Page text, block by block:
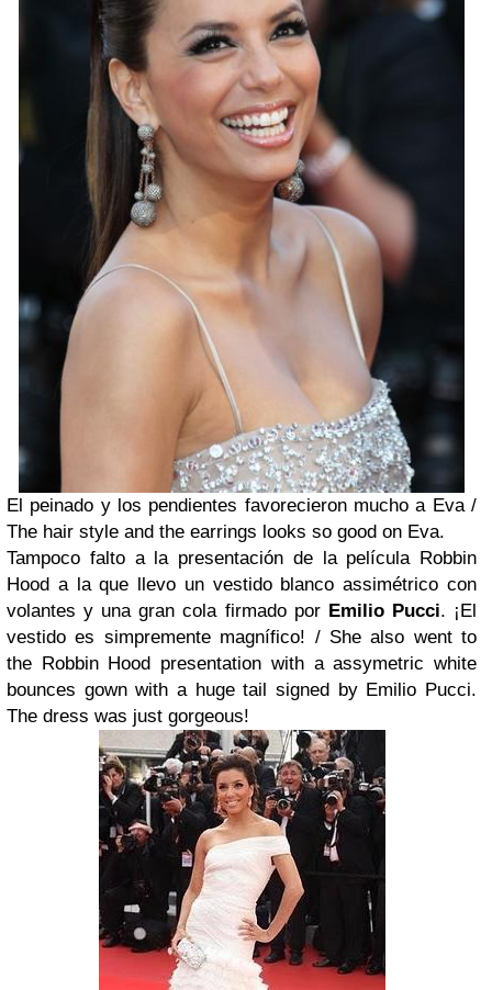
El peinado y los pendientes favorecieron mucho a Eva /
The hair style and the earrings looks so good on Eva.
Tampoco falto a la presentación de la película Robbin
Hood a la que llevo un vestido blanco assimétrico con
volantes y una gran cola firmado por Emilio Pucci. ¡El
vestido es simpremente magnífico! / She also went to
the Robbin Hood presentation with a assymetric white
bounces gown with a huge tail signed by Emilio Pucci.
The dress was just gorgeous!